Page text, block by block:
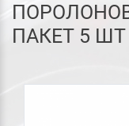
ПАКЕТ 5